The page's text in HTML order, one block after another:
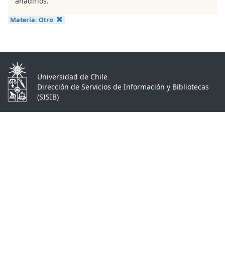
Materia: Otro
Universidad de Chile
Dirección de Servicios de Información y Bibliotecas
(SISIB)